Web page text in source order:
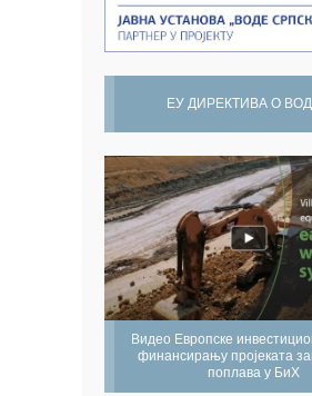
ЕУ ДИРЕКТИВА О
Видео Европске
финансирању пројеката
поплава у БиХ